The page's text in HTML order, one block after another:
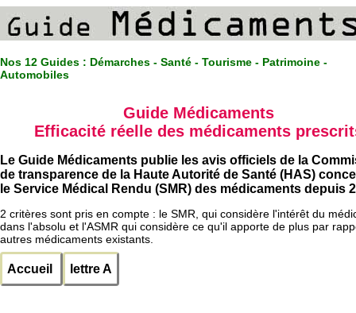
Nos 12 Guides : Démarches - Santé - Tourisme - Patrimoine -
Automobiles
Guide Médicaments
Efficacité réelle des médicaments
Le Guide Médicaments publie les avis officiels de la
de transparence de la Haute Autorité de Santé (HAS)
le Service Médical Rendu (SMR) des médicaments depuis
2 critères sont pris en compte : le SMR, qui considère l'intérêt du
dans l'absolu et l'ASMR qui considère ce qu'il apporte de plus par
autres médicaments existants.
Accueil lettre A